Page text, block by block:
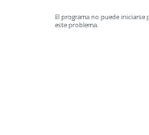
El programa no puede
este problema.